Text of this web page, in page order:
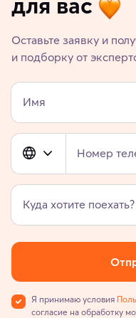
для вас
Оставьте заявку и
и подборку от
Имя
Номер
Куда хотите поехать?
Я принимаю условия
согласие на обработку